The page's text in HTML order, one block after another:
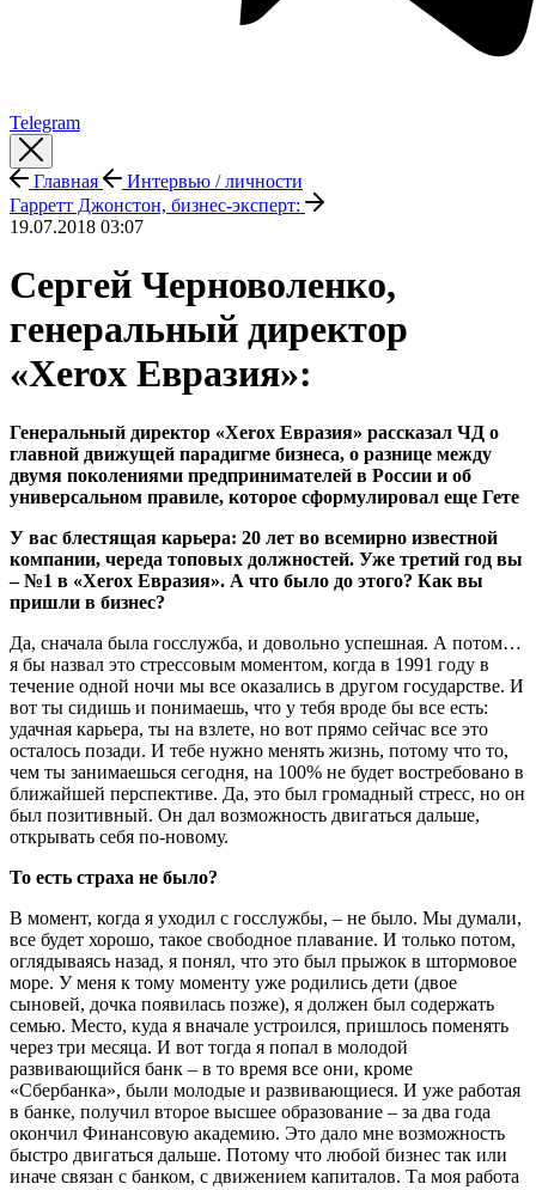
Telegram
Главная
Интервью / личности
Гарретт Джонстон, бизнес-эксперт:
19.07.2018 03:07
Сергей Черноволенко,
генеральный директор
«Xerox Евразия»:
Генеральный директор «Xerox Евразия» рассказал ЧД о
главной движущей парадигме бизнеса, о разнице между
двумя поколениями предпринимателей в России и об
универсальном правиле, которое сформулировал еще Гете
У вас блестящая карьера: 20 лет во всемирно известной
компании, череда топовых должностей. Уже третий год вы
– №1 в «Xerox Евразия». А что было до этого? Как вы
пришли в бизнес?
Да, сначала была госслужба, и довольно успешная. А потом…
я бы назвал это стрессовым моментом, когда в 1991 году в
течение одной ночи мы все оказались в другом государстве. И
вот ты сидишь и понимаешь, что у тебя вроде бы все есть:
удачная карьера, ты на взлете, но вот прямо сейчас все это
осталось позади. И тебе нужно менять жизнь, потому что то,
чем ты занимаешься сегодня, на 100% не будет востребовано в
ближайшей перспективе. Да, это был громадный стресс, но он
был позитивный. Он дал возможность двигаться дальше,
открывать себя по-новому.
То есть страха не было?
В момент, когда я уходил с госслужбы, – не было. Мы думали,
все будет хорошо, такое свободное плавание. И только потом,
оглядываясь назад, я понял, что это был прыжок в штормовое
море. У меня к тому моменту уже родились дети (двое
сыновей, дочка появилась позже), я должен был содержать
семью. Место, куда я вначале устроился, пришлось поменять
через три месяца. И вот тогда я попал в молодой
развивающийся банк – в то время все они, кроме
«Сбербанка», были молодые и развивающиеся. И уже работая
в банке, получил второе высшее образование – за два года
окончил Финансовую академию. Это дало мне возможность
быстро двигаться дальше. Потому что любой бизнес так или
иначе связан с банком, с движением капиталов. Та моя работа